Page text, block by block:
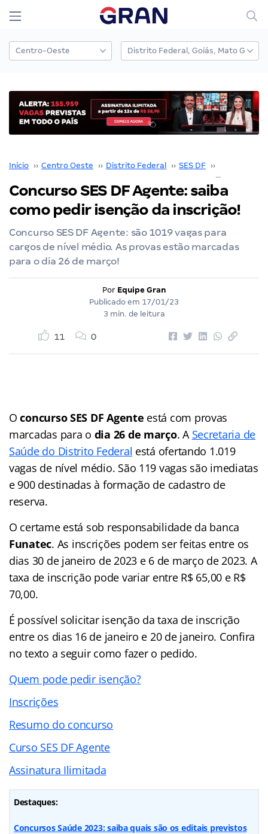
Início ›› Centro Oeste ›› Distrito Federal ›› SES DF ››
Concurso SES DF Agente: saiba
como pedir isenção da inscrição!
Concurso SES DF Agente: são 1019 vagas para
cargos de nível médio. As provas estão marcadas
para o dia 26 de março!
Por Equipe Gran
Publicado em 17/01/23
3 min. de leitura
11 0
Oconcurso SES DF Agente está com provas
marcadas para o dia 26 de março. A Secretaria de
Saúde do Distrito Federal está ofertando 1.019
vagas de nível médio. São 119 vagas são imediatas
e 900 destinadas à formação de cadastro de
reserva.
O certame está sob responsabilidade da banca
Funatec. As inscrições podem ser feitas entre os
dias 30 de janeiro de 2023 e 6 de março de 2023. A
taxa de inscrição pode variar entre R$ 65,00 e R$
70,00.
É possível solicitar isenção da taxa de inscrição
entre os dias 16 de janeiro e 20 de janeiro. Confira
no texto a seguir como fazer o pedido.
Quem pode pedir isenção?
Inscrições
Resumo do concurso
Curso SES DF Agente
Assinatura Ilimitada
Destaques:
Concursos Saúde 2023: saiba quais são os editais previstos